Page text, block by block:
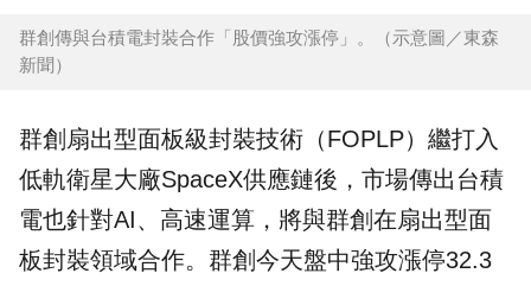
群創傳與台積電封裝合作「股價強攻漲停」。（示意圖／東森
新聞）
群創 扇出型面板級封裝技術（FOPLP）繼打入
低軌衛星大廠SpaceX供應鏈後，市場傳出台積
電也針對AI、高速運算，將與群創在扇出型面
板封裝領域合作。群創今天盤中強攻漲停32.3